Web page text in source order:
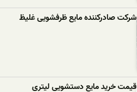
شرکت صادرکننده مایع ظرفشویی غلیظ
قیمت خرید مایع دستشویی لیتری